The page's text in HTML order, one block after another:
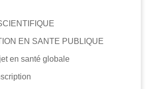
EN SANTE PUBLIQUE
en santé globale